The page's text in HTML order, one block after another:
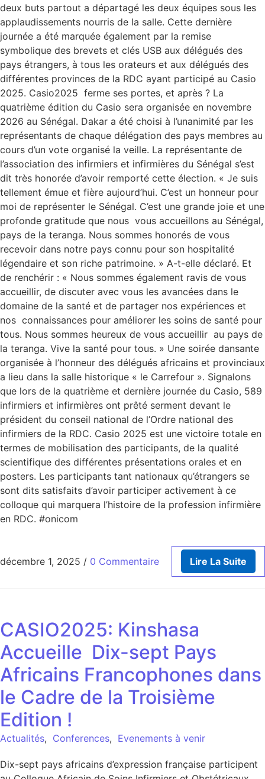
deux buts partout a départagé les deux équipes sous les
applaudissements nourris de la salle. Cette dernière
journée a été marquée également par la remise
symbolique des brevets et clés USB aux délégués des
pays étrangers, à tous les orateurs et aux délégués des
différentes provinces de la RDC ayant participé au Casio
2025. Casio2025 ferme ses portes, et après ? La
quatrième édition du Casio sera organisée en novembre
2026 au Sénégal. Dakar a été choisi à l’unanimité par les
représentants de chaque délégation des pays membres au
cours d’un vote organisé la veille. La représentante de
l’association des infirmiers et infirmières du Sénégal s’est
dit très honorée d’avoir remporté cette élection. « Je suis
tellement émue et fière aujourd’hui. C’est un honneur pour
moi de représenter le Sénégal. C’est une grande joie et une
profonde gratitude que nous vous accueillons au Sénégal,
pays de la teranga. Nous sommes honorés de vous
recevoir dans notre pays connu pour son hospitalité
légendaire et son riche patrimoine. » A-t-elle déclaré. Et
de renchérir : « Nous sommes également ravis de vous
accueillir, de discuter avec vous les avancées dans le
domaine de la santé et de partager nos expériences et
nos connaissances pour améliorer les soins de santé pour
tous. Nous sommes heureux de vous accueillir au pays de
la teranga. Vive la santé pour tous. » Une soirée dansante
organisée à l’honneur des délégués africains et provinciaux
a lieu dans la salle historique « le Carrefour ». Signalons
que lors de la quatrième et dernière journée du Casio, 589
infirmiers et infirmières ont prêté serment devant le
président du conseil national de l’Ordre national des
infirmiers de la RDC. Casio 2025 est une victoire totale en
termes de mobilisation des participants, de la qualité
scientifique des différentes présentations orales et en
posters. Les participants tant nationaux qu’étrangers se
sont dits satisfaits d’avoir participer activement à ce
colloque qui marquera l’histoire de la profession infirmière
en RDC. #onicom
décembre 1, 2025 / 0 Commentaire Lire La Suite
CASIO2025: Kinshasa
Accueille Dix-sept Pays
Africains Francophones dans
le Cadre de la Troisième
Edition !
Actualités, Conferences, Evenements à venir
Dix-sept pays africains d’expression française participent